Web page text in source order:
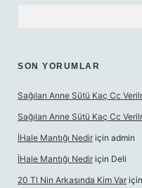
SON YORUMLAR
Sağılan Anne Sütü Kaç Cc
Sağılan Anne Sütü Kaç Cc
İHale Mantığı Nedir için admin
İHale Mantığı Nedir için Deli
20 Tl Nin Arkasında Kim Var için